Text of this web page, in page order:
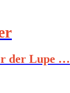
der Lupe …